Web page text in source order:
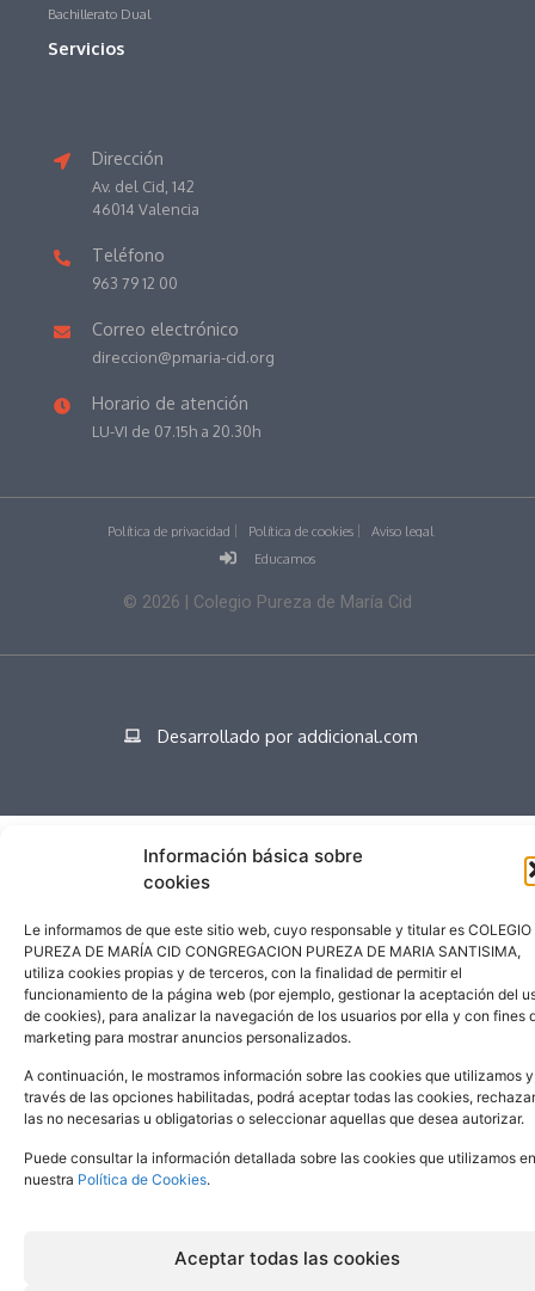
Información básica sobre
cookies
Le informamos de que este sitio web, cuyo responsable y titular es COLEGIO
PUREZA DE MARÍA CID CONGREGACION PUREZA DE MARIA SANTISIMA,
utiliza cookies propias y de terceros, con la finalidad de permitir el
funcionamiento de la página web (por ejemplo, gestionar la aceptación del
de cookies), para analizar la navegación de los usuarios por ella y con fines
marketing para mostrar anuncios personalizados.
A continuación, le mostramos información sobre las cookies que utilizamos
través de las opciones habilitadas, podrá aceptar todas las cookies, rechazar
las no necesarias u obligatorias o seleccionar aquellas que desea autorizar.
Puede consultar la información detallada sobre las cookies que utilizamos en
nuestra Política de Cookies.
Aceptar todas las cookies
Bachillerato Dual
Servicios
Dirección
Av. del Cid, 142
46014 Valencia
Teléfono
963 79 12 00
Correo electrónico
direccion@pmaria-cid.org
Horario de atención
LU-VI de 07.15h a 20.30h
Política de privacidad Política de cookies
Aviso legal
Educamos
© 2026 | Colegio Pureza de María Cid
Desarrollado por addicional.com
Español